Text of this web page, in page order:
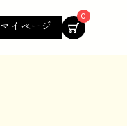
マイページ
0